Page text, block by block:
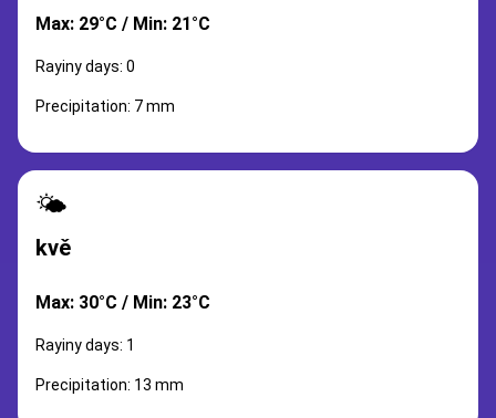
Max: 29°C / Min: 21°C
Rayiny days: 0
Precipitation: 7 mm
🌤️
kvě
Max: 30°C / Min: 23°C
Rayiny days: 1
Precipitation: 13 mm